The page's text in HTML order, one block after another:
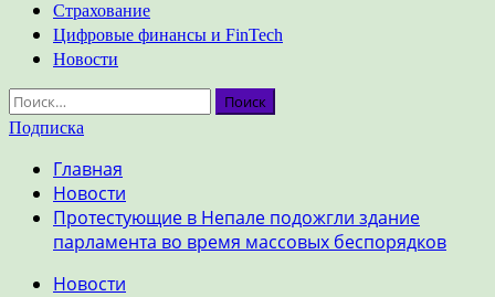
Страхование
Цифровые финансы и FinTech
Новости
Найти:
Подписка
Главная
Новости
Протестующие в Непале подожгли здание
парламента во время массовых беспорядков
Новости